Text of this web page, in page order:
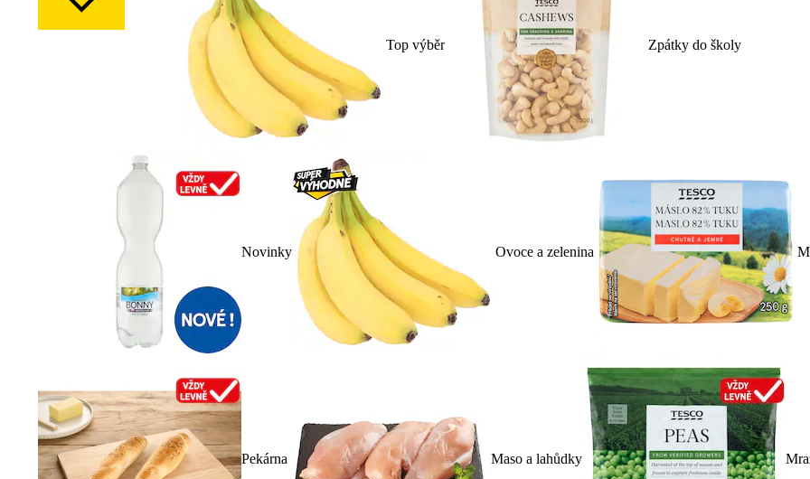
Top výběr Zpátky do školy
Novinky Ovoce a zelenina
Pekárna Maso a lahůdky